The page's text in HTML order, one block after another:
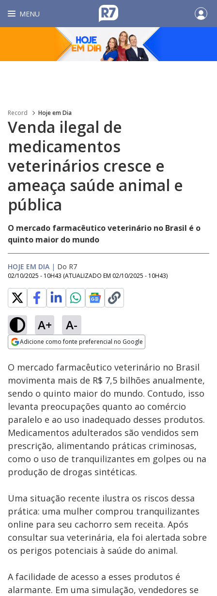
MENU
Record Hoje em Dia
Venda ilegal de
medicamentos
veterinários cresce e
ameaça saúde animal e
pública
O mercado farmacêutico veterinário no Brasil é o
quinto maior do mundo
HOJE EM DIA | Do R7
02/10/2025 - 10H43 (ATUALIZADO EM 02/10/2025 - 10H43)
A+ A-
Adicione como fonte preferencial no Google
Ativar
Loaded
24.98%
O mercado farmacêutico veterinário no Brasil
movimenta mais de R$ 7,5 bilhões anualmente,
sendo o quinto maior do mundo. Contudo, isso
levanta preocupações quanto ao comércio
paralelo e ao uso inadequado desses produtos.
Medicamentos adulterados são vendidos sem
prescrição, alimentando práticas criminosas,
como o uso de tranquilizantes em golpes ou na
produção de drogas sintéticas.
Uma situação recente ilustra os riscos dessa
prática: uma mulher comprou tranquilizantes
online para seu cachorro sem receita. Após
consultar sua veterinária, ela foi alertada sobre
os perigos potenciais à saúde do animal.
A facilidade de acesso a esses produtos é
alarmante. Em uma simulação, vendedores se